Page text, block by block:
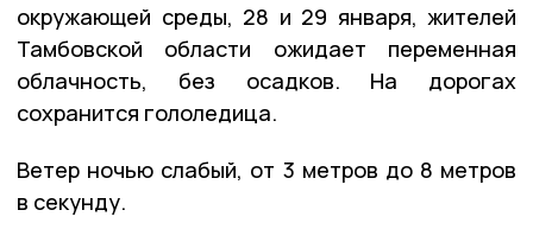
окружающей среды, 28 и 29 января, жителей
Тамбовской области ожидает переменная
облачность, без осадков. На дорогах
сохранится гололедица.
Ветер ночью слабый, от 3 метров до 8 метров
в секунду.